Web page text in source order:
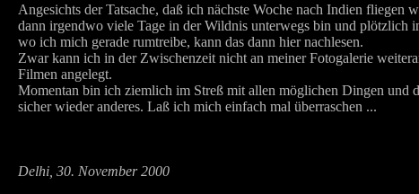
Angesichts der Tatsache, daß ich nächste Woche nach Indien fliegen
dann irgendwo viele Tage in der Wildnis unterwegs bin und plötzlich
wo ich mich gerade rumtreibe, kann das dann hier nachlesen.
Zwar kann ich in der Zwischenzeit nicht an meiner Fotogalerie
Filmen angelegt.
Momentan bin ich ziemlich im Streß mit allen möglichen Dingen und
sicher wieder anderes. Laß ich mich einfach mal überraschen ...
Delhi, 30. November 2000